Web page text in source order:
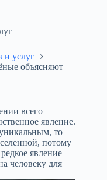
и услуг
объясняют
всего
явление.
то
потому
явление
человеку для